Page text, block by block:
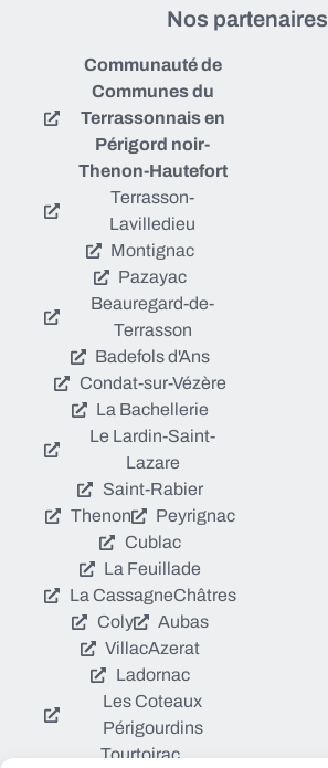
Nos partenaires
Communauté de
Communes du
Terrassonnais en
Périgord noir-
Thenon-Hautefort
Terrasson-
Lavilledieu
Montignac
Pazayac
Beauregard-de-
Terrasson
Badefols d'Ans
Condat-sur-Vézère
La Bachellerie
Le Lardin-Saint-
Lazare
Saint-Rabier
Thenon
Peyrignac
Cublac
La Feuillade
La CassagneChâtres
Coly
Aubas
VillacAzerat
Ladornac
Les Coteaux
Périgourdins
Tourtoirac